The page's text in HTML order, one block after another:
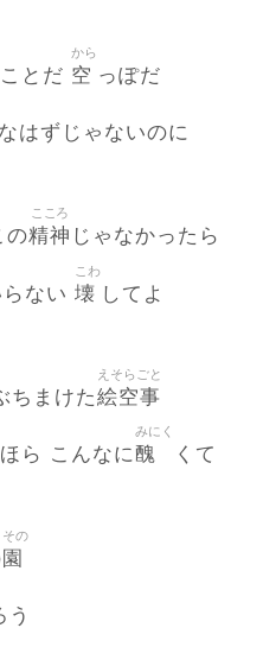
とだ 空
から
っぽだ
はずじゃないのに
の精神
こころ
じゃなかったら
ない 壊
こわ
してよ
ちまけた絵空事
えそらごと
ら こんなに醜
みにく
くて
園
その
う